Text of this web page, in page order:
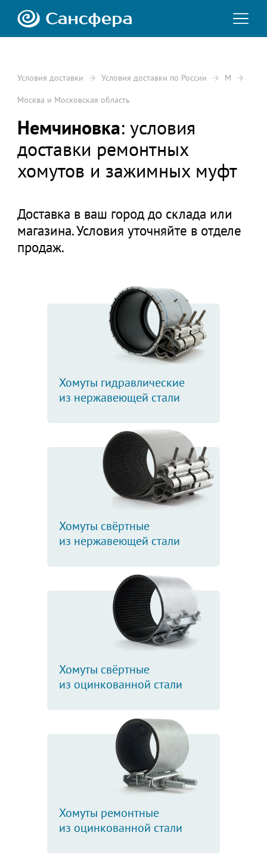
Условия доставки Условия доставки по России М
Москва и Московская область
Немчиновка: условия
доставки ремонтных
хомутов и зажимных муфт
Доставка в ваш город до склада или
магазина. Условия уточняйте в отделе
продаж.
Хомуты гидравлические
из нержавеющей стали
Хомуты свёртные
из нержавеющей стали
Хомуты свёртные
из оцинкованной стали
Хомуты ремонтные
из оцинкованной стали